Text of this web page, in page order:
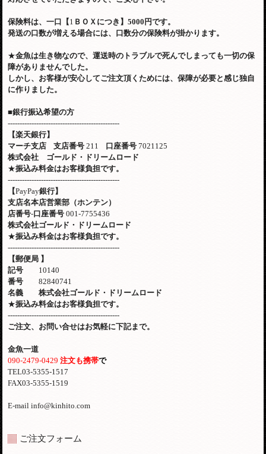
保険料は、一口【1 ＢＯＸにつき】5000円です。
発送の口数が増える場合には、口数分の保険料が掛かります。
★金魚は生き物なので、運送時のトラブルで死んでしまっても一切の保
障がありませんでした。
しかし、お客様が安心してご注文頂くためには、保障が必要と感じ独自
に作りました。
■銀行振込希望の方
-----------------------------------------------
【楽天銀行】
マーチ支店
支店番号 211 口座番号 7021125
株式会社 ゴールド・ドリームロード
★振込み料金はお客様負担です。
-----------------------------------------------
【PayPay銀行】
支店名本店営業部（ホンテン）
店番号-口座番号 001-7755436
株式会社ゴールド・ドリームロード
★振込み料金はお客様負担です。
-----------------------------------------------
【郵便局 】
記号 10140
番号82840741
名義 株式会社ゴールド・ドリームロード
★振込み料金はお客様負担です。
-----------------------------------------------
ご注文、お問い合せはお気軽に下記まで。
金魚一道
090-2479-0429注文も携帯で
TEL03-5355-1517
FAX03-5355-1519
E-mail info@kinhito.com
ご注文フォーム